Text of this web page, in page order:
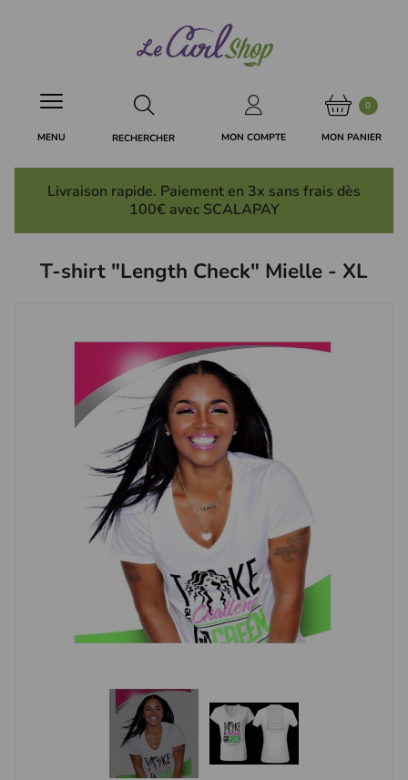
MON COMPTE
0
MON PANIER
RECHERCHER
MENU
Livraison rapide. Paiement en 3x sans frais dès
100€ avec SCALAPAY
T-shirt "Length Check" Mielle - XL